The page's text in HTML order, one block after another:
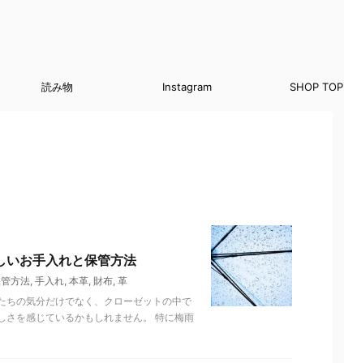
読み物 Instagram SHOP TOP
いお手入れと保管方法
方法, 手入れ, 本革, 財布, 革
ちの気分だけでなく、クローゼットの中で
さを感じているかもしれません。 特に梅雨